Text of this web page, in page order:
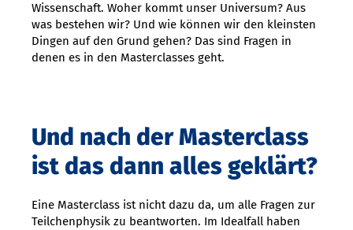
Wissenschaft. Woher kommt unser Universum? Aus
was bestehen wir? Und wie können wir den kleinsten
Dingen auf den Grund gehen? Das sind Fragen in
denen es in den Masterclasses geht.
Und nach der Masterclass
ist das dann alles geklärt?
Eine Masterclass ist nicht dazu da, um alle Fragen zur
Teilchenphysik zu beantworten. Im Idealfall haben